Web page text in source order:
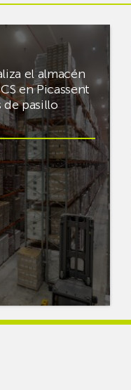
el almacén
en Picassent
de pasillo